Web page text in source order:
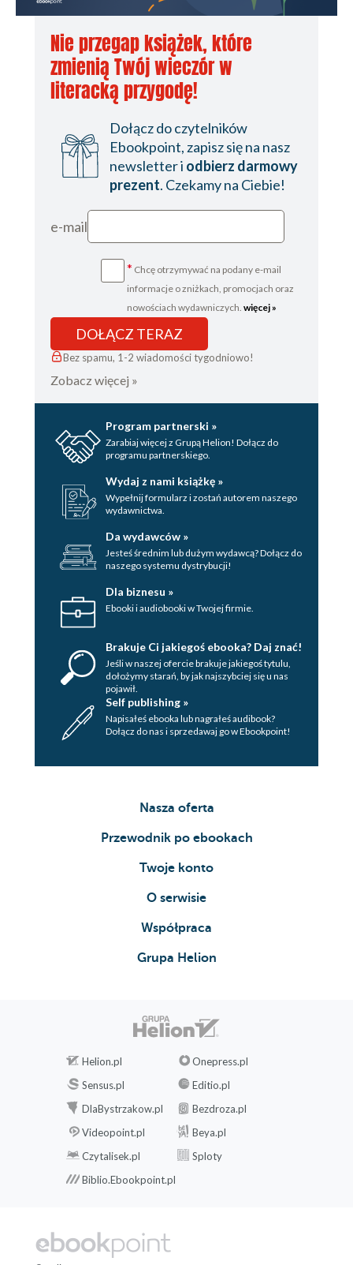
Nie przegap książek, które
zmienią Twój wieczór w
literacką przygodę!
Dołącz do czytelników
Ebookpoint, zapisz się na nasz
newsletter i odbierz darmowy
prezent. Czekamy na Ciebie!
e-mail
* Chcę otrzymywać na podany e-mail
informacje o zniżkach, promocjach oraz
nowościach wydawniczych. więcej »
DOŁĄCZ TERAZ
Bez spamu, 1-2 wiadomości tygodniowo!
Zobacz więcej »
Program partnerski »
Zarabiaj więcej z Grupą Helion! Dołącz do
programu partnerskiego.
Wydaj z nami książkę »
Wypełnij formularz i zostań autorem naszego
wydawnictwa.
Da wydawców »
Jesteś średnim lub dużym wydawcą? Dołącz do
naszego systemu dystrybucji!
Dla biznesu »
Ebooki i audiobooki w Twojej firmie.
Brakuje Ci jakiegoś ebooka? Daj znać!
Jeśli w naszej ofercie brakuje jakiegoś tytulu,
dołożymy starań, by jak najszybciej się u nas
pojawił.
Self publishing »
Napisałeś ebooka lub nagrałeś audibook?
Dołącz do nas i sprzedawaj go w Ebookpoint!
Nasza oferta
Przewodnik po ebookach
Twoje konto
O serwisie
Współpraca
Grupa Helion
Helion.pl
Onepress.pl
Sensus.pl
Editio.pl
DlaBystrzakow.pl
Bezdroza.pl
Videopoint.pl
Beya.pl
Czytalisek.pl
Sploty
Biblio.Ebookpoint.pl